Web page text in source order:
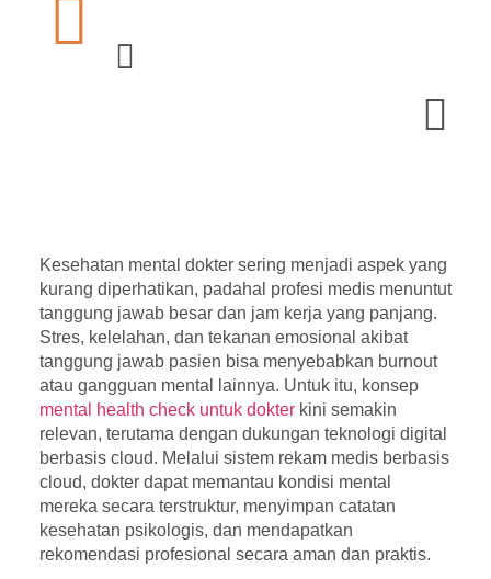
Kesehatan mental dokter sering menjadi aspek yang
kurang diperhatikan, padahal profesi medis menuntut
tanggung jawab besar dan jam kerja yang panjang.
Stres, kelelahan, dan tekanan emosional akibat
tanggung jawab pasien bisa menyebabkan burnout
atau gangguan mental lainnya. Untuk itu, konsep
mental health check untuk dokterkini semakin
relevan, terutama dengan dukungan teknologi digital
berbasis cloud. Melalui sistem rekam medis berbasis
cloud, dokter dapat memantau kondisi mental
mereka secara terstruktur, menyimpan catatan
kesehatan psikologis, dan mendapatkan
rekomendasi profesional secara aman dan praktis.